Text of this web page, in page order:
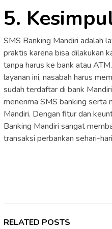
5.
SMS Banking Mandiri adalah
praktis karena bisa dilakukan
tanpa harus ke bank atau
layanan ini, nasabah harus
sudah terdaftar di bank
menerima SMS banking serta
Mandiri. Dengan fitur dan
Banking Mandiri sangat
transaksi perbankan sehari-
RELATED POSTS